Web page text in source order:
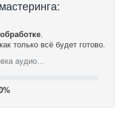
.
только всё будет готово.
аудио…